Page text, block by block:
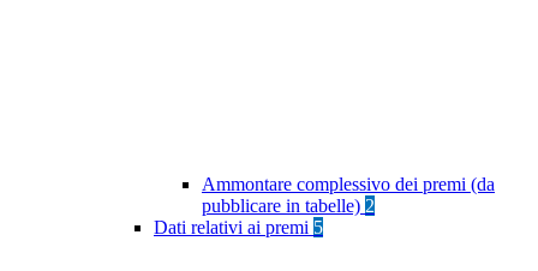
Ammontare complessivo dei premi (da
pubblicare in tabelle) 2
Dati relativi ai premi 5